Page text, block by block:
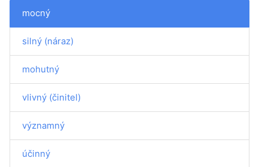
mocný
silný (náraz)
mohutný
vlivný (činitel)
významný
účinný